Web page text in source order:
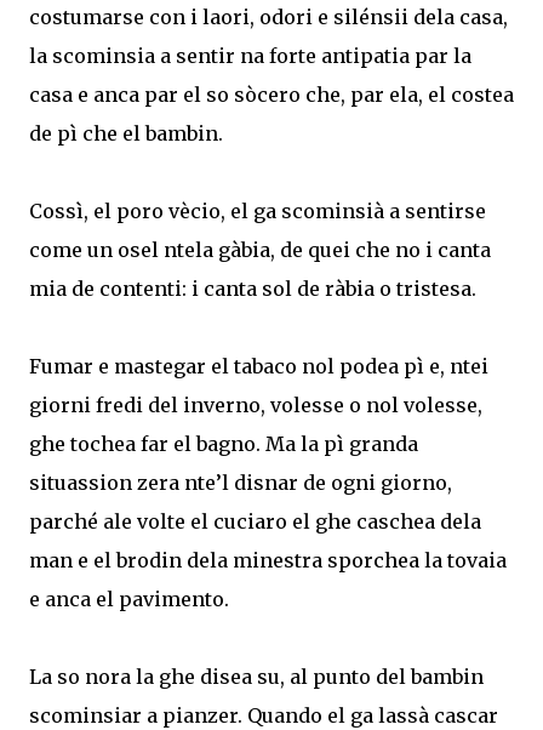
costumarse con i laori, odori e silénsii dela casa,
la scominsia a sentir na forte antipatia par la
casa e anca par el so sòcero che, par ela, el costea
de pì che el bambin.
Cossì, el poro vècio, el ga scominsià a sentirse
come un osel ntela gàbia, de quei che no i canta
mia de contenti: i canta sol de ràbia o tristesa.
Fumar e mastegar el tabaco nol podea pì e, ntei
giorni fredi del inverno, volesse o nol volesse,
ghe tochea far el bagno. Ma la pì granda
situassion zera nte’l disnar de ogni giorno,
parché ale volte el cuciaro el ghe caschea dela
man e el brodin dela minestra sporchea la tovaia
e anca el pavimento.
La so nora la ghe disea su, al punto del bambin
scominsiar a pianzer. Quando el ga lassà cascar